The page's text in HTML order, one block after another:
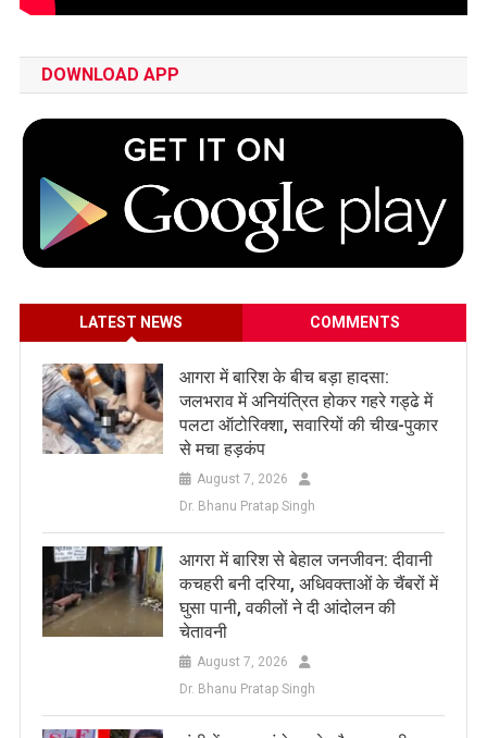
DOWNLOAD APP
LATEST NEWS COMMENTS
आगरा में बारिश के बीच बड़ा हादसा:
जलभराव में अनियंत्रित होकर गहरे गड्ढे में
पलटा ऑटोरिक्शा, सवारियों की चीख-पुकार
से मचा हड़कंप
August 7, 2026
Dr. Bhanu Pratap Singh
आगरा में बारिश से बेहाल जनजीवन: दीवानी
कचहरी बनी दरिया, अधिवक्ताओं के चैंबरों में
घुसा पानी, वकीलों ने दी आंदोलन की
चेतावनी
August 7, 2026
Dr. Bhanu Pratap Singh